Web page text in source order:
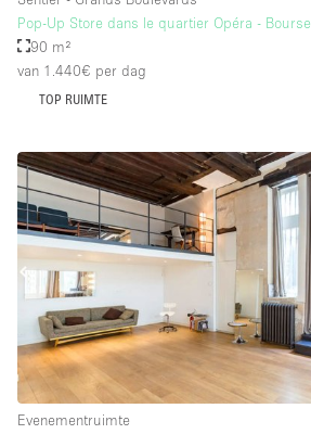
Pop-Up Store dans le quartier Opéra - Bourse
90 m²
van 1.440€ per dag
TOP RUIMTE
Evenementruimte